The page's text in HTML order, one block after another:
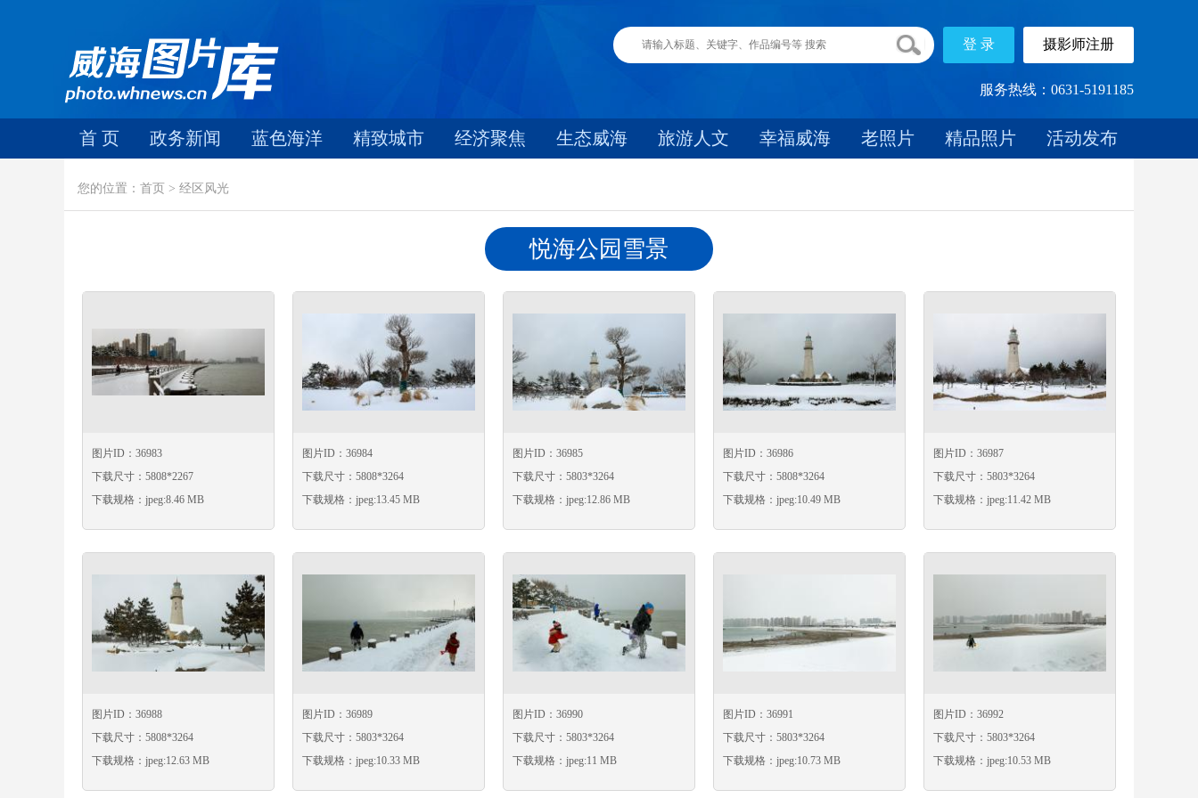
服务热线：0631-5191185
首 页 政务新闻 蓝色海洋 精致城市 经济聚焦 生态威海 旅游人文 幸福威海 老照片 精品照片 活动发布
您的位置：首页 > 经区风光
悦海公园雪景
图片ID：36983
下载尺寸：5808*2267
下载规格：jpeg:8.46 MB
图片ID：36984
下载尺寸：5808*3264
下载规格：jpeg:13.45 MB
图片ID：36985
下载尺寸：5803*3264
下载规格：jpeg:12.86 MB
图片ID：36986
下载尺寸：5808*3264
下载规格：jpeg:10.49 MB
图片ID：36987
下载尺寸：5803*3264
下载规格：jpeg:11.42 MB
图片ID：36988
下载尺寸：5808*3264
下载规格：jpeg:12.63 MB
图片ID：36989
下载尺寸：5803*3264
下载规格：jpeg:10.33 MB
图片ID：36990
下载尺寸：5803*3264
下载规格：jpeg:11 MB
图片ID：36991
下载尺寸：5803*3264
下载规格：jpeg:10.73 MB
图片ID：36992
下载尺寸：5803*3264
下载规格：jpeg:10.53 MB